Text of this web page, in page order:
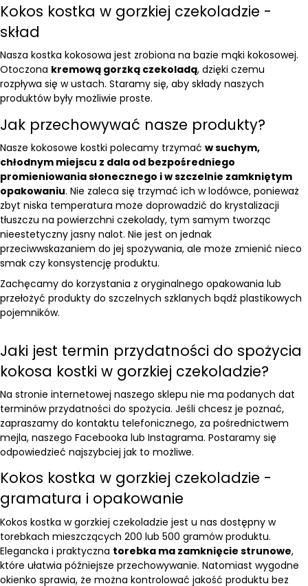
Kokos kostka w gorzkiej czekoladzie -
skład
Nasza kostka kokosowa jest zrobiona na bazie mąki kokosowej.
Otoczona kremową gorzką czekoladą, dzięki czemu
rozpływa się w ustach. Staramy się, aby składy naszych
produktów były możliwie proste.
Jak przechowywać nasze produkty?
Nasze kokosowe kostki polecamy trzymać w suchym,
chłodnym miejscu z dala od bezpośredniego
promieniowania słonecznego i w szczelnie zamkniętym
opakowaniu. Nie zaleca się trzymać ich w lodówce, ponieważ
zbyt niska temperatura może doprowadzić do krystalizacji
tłuszczu na powierzchni czekolady, tym samym tworząc
nieestetyczny jasny nalot. Nie jest on jednak
przeciwwskazaniem do jej spożywania, ale może zmienić nieco
smak czy konsystencję produktu.
Zachęcamy do korzystania z oryginalnego opakowania lub
przełożyć produkty do szczelnych szklanych bądź plastikowych
pojemników.
Jaki jest termin przydatności do spożycia
kokosa kostki w gorzkiej czekoladzie?
Na stronie internetowej naszego sklepu nie ma podanych dat
terminów przydatności do spożycia. Jeśli chcesz je poznać,
zapraszamy do kontaktu telefonicznego, za pośrednictwem
mejla, naszego Facebooka lub Instagrama. Postaramy się
odpowiedzieć najszybciej jak to możliwe.
Kokos kostka w gorzkiej czekoladzie -
gramatura i opakowanie
Kokos kostka w gorzkiej czekoladzie jest u nas dostępny w
torebkach mieszczących 200 lub 500 gramów produktu.
Elegancka i praktyczna torebka ma zamknięcie strunowe,
które ułatwia późniejsze przechowywanie. Natomiast wygodne
okienko sprawia, że można kontrolować jakość produktu bez